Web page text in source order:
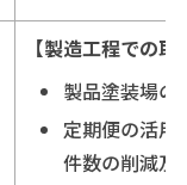
【製造工程での取
製品塗装場の
定期便の活用
件数の削減及